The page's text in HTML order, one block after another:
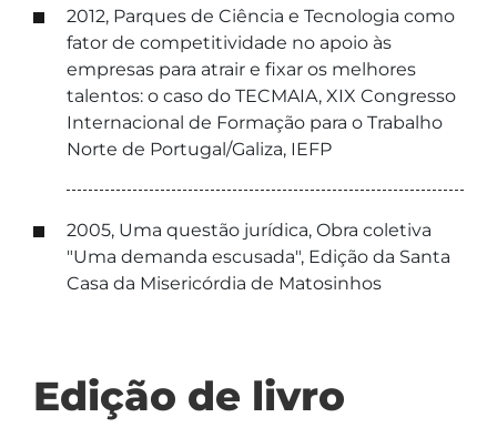
2012, Parques de Ciência e Tecnologia como
fator de competitividade no apoio às
empresas para atrair e fixar os melhores
talentos: o caso do TECMAIA, XIX Congresso
Internacional de Formação para o Trabalho
Norte de Portugal/Galiza, IEFP
2005, Uma questão jurídica, Obra coletiva
"Uma demanda escusada", Edição da Santa
Casa da Misericórdia de Matosinhos
Edição de livro